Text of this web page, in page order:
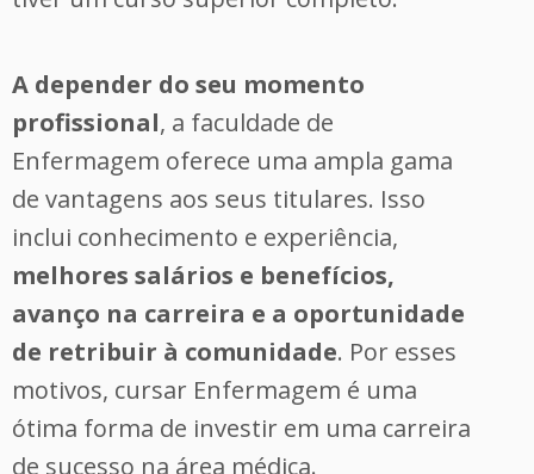
A depender do seu momento
profissional, a faculdade de
Enfermagem oferece uma ampla gama
de vantagens aos seus titulares. Isso
inclui conhecimento e experiência,
melhores salários e benefícios,
avanço na carreira e a oportunidade
de retribuir à comunidade. Por esses
motivos, cursar Enfermagem é uma
ótima forma de investir em uma carreira
de sucesso na área médica.